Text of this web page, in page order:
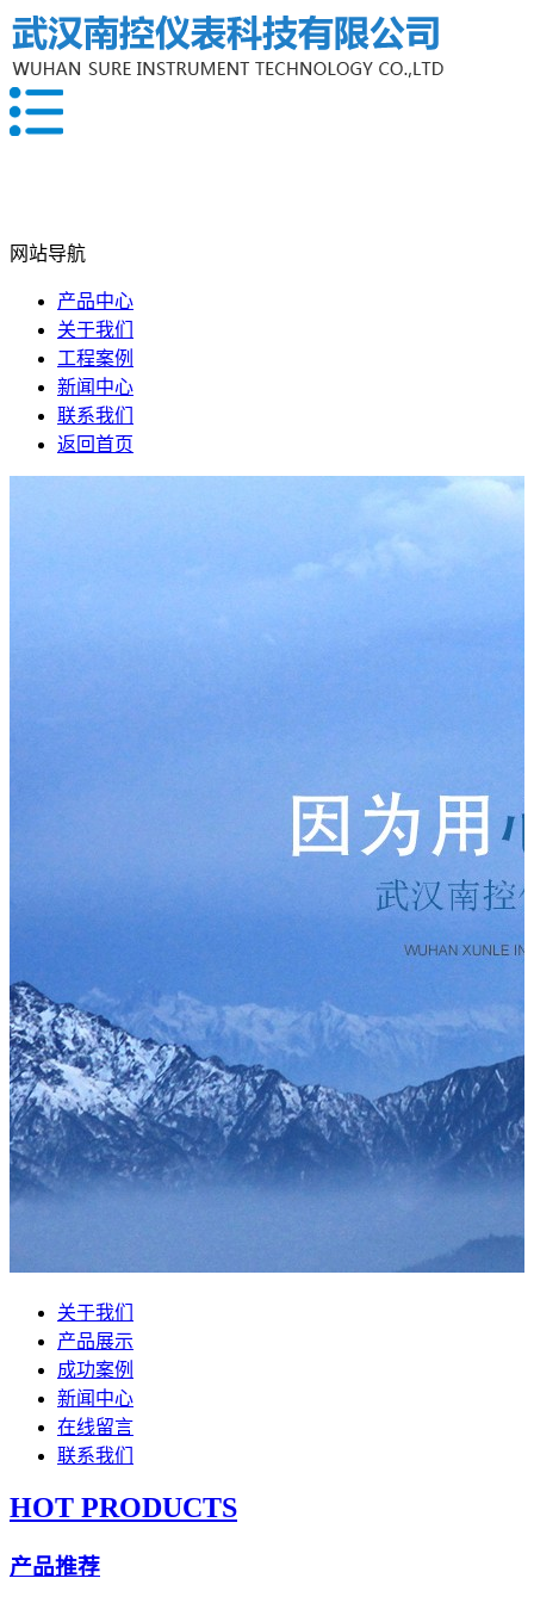
网站导航
产品中心
关于我们
工程案例
新闻中心
联系我们
返回首页
关于我们
产品展示
成功案例
新闻中心
在线留言
联系我们
HOT PRODUCTS
产品推荐